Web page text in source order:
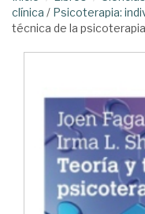
clínica / Psicoterapia:
técnica de la